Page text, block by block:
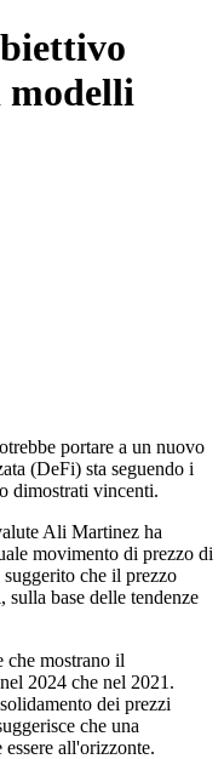
modelli
portare a un nuovo
(DeFi) sta seguendo i
dimostrati vincenti.
Ali Martinez ha
movimento di prezzo di
che il prezzo
sulla base delle tendenze
che mostrano il
2024 che nel 2021.
dei prezzi
che una
all'orizzonte.